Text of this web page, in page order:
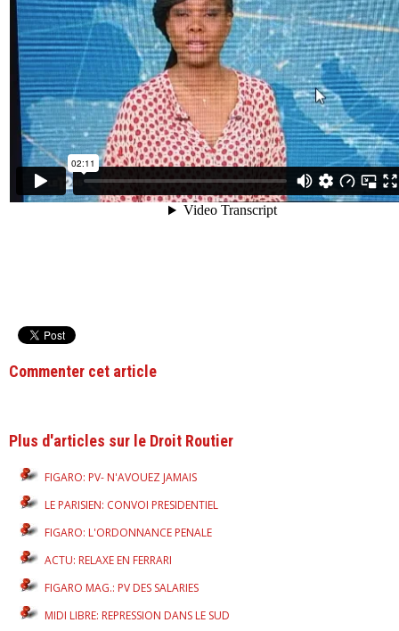
Commenter cet article
Plus d'articles sur le Droit Routier
FIGARO: PV- N'AVOUEZ JAMAIS
LE PARISIEN: CONVOI PRESIDENTIEL
FIGARO: L'ORDONNANCE PENALE
ACTU: RELAXE EN FERRARI
FIGARO MAG.: PV DES SALARIES
MIDI LIBRE: REPRESSION DANS LE SUD